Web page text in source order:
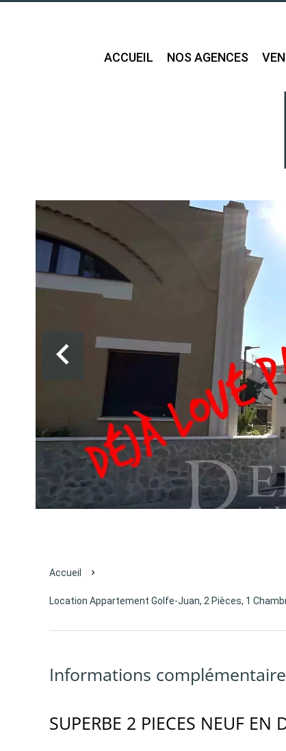
ACCUEIL NOS AGENCES
Accueil
Location Appartement Golfe-Juan, 2 Pièces, 1
Informations
SUPERBE 2 PIECES NEUF EN